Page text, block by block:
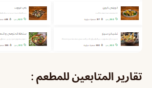
تقارير المتابعين للمطعم :